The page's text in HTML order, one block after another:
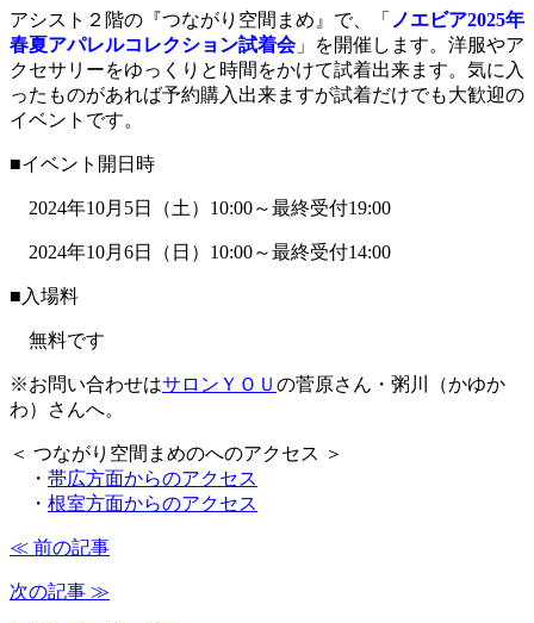
アシスト２階の『つながり空間まめ』で、「 ノエビア2025年
春夏アパレルコレクション試着会」を開催します。洋服やア
クセサリーをゆっくりと時間をかけて試着出来ます。気に入
ったものがあれば予約購入出来ますが試着だけでも大歓迎の
イベントです。
■イベント開日時
2024年10月5日（土）10:00～最終受付19:00
2024年10月6日（日）10:00～最終受付14:00
■入場料
無料です
※お問い合わせはサロンＹＯＵ の菅原さん・粥川（かゆか
わ）さんへ。
＜ つながり空間まめのへのアクセス ＞
・ 帯広方面からのアクセス
・ 根室方面からのアクセス
≪ 前の記事
次の記事 ≫